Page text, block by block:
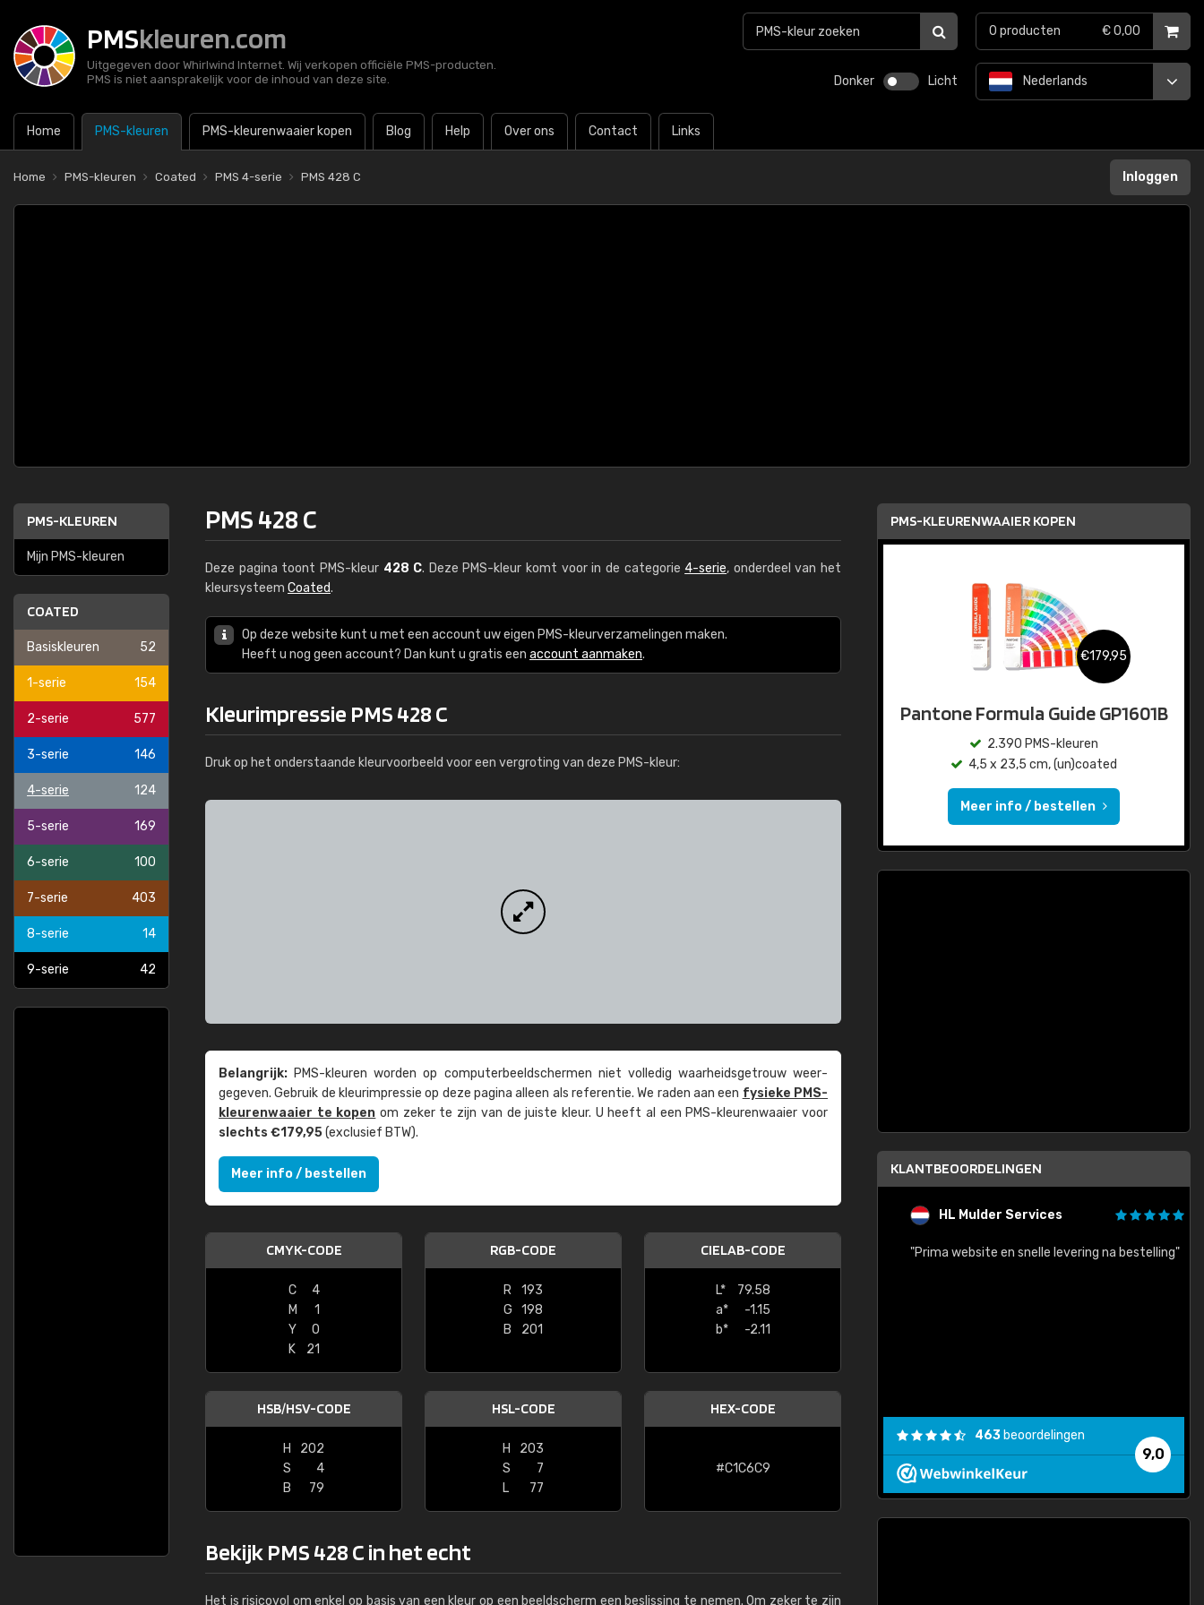
PMSkleuren.com
Uitgegeven door Whirlwind Internet. Wij verkopen officiële PMS-producten.
PMS is niet aansprakelijk voor de inhoud van deze site.
Donker Licht
Home PMS-kleuren PMS-kleurenwaaier kopen Blog Help Over ons Contact Links
Nederlands
0 producten € 0,00
Home PMS-kleuren Coated PMS 4-serie PMS 428 C Inloggen
PMS-KLEUREN
Mijn PMS-kleuren
COATED
Basiskleuren 52
1-serie 154
2-serie 577
3-serie 146
4-serie 124
5-serie 169
6-serie 100
7-serie 403
8-serie 14
9-serie 42
PMS 428 C
Deze pagina toont PMS-kleur 428 C. Deze PMS-kleur komt voor in de categorie 4-serie, onderdeel van het
kleursysteem Coated.
Op deze website kunt u met een account uw eigen PMS-kleurverzamelingen maken.
Heeft u nog geen account? Dan kunt u gratis een account aanmaken.
Kleurimpressie PMS 428 C
Druk op het onderstaande kleurvoorbeeld voor een vergroting van deze PMS-kleur:
Belangrijk: PMS-kleuren worden op computer­beeld­schermen niet volledig waarheids­­getrouw weer­
gegeven. Gebruik de kleur­impressie op deze pagina alleen als referentie. We raden aan een fysieke PMS-
kleuren­waaier te kopen om zeker te zijn van de juiste kleur. U heeft al een PMS-kleuren­waaier voor
slechts €179,95(exclusief BTW).
Meer info / bestellen
CMYK-CODE
C
4
M
1
Y
0
K
21
RGB-CODE
R
193
G
198
B
201
CIELAB-CODE
L*
79.58
a*
-1.15
b*
-2.11
HSB/HSV-CODE
H
202
S
4
B
79
HSL-CODE
H
203
S
7
L
77
HEX-CODE
#C1C6C9
Bekijk PMS 428 C in het echt
Het is risicovol om enkel op basis van een kleur op een beeldscherm een beslissing te nemen. Om zeker te zijn
PMS-KLEURENWAAIER KOPEN
€179,95
Pantone Formula Guide GP1601B
2.390 PMS-kleuren
4,5 x 23,5 cm, (un)coated
Meer info / bestellen
KLANTBEOORDELINGEN
"Super snelle service en zeer betaalbaar!"
HL Mulder Services
"Prima website en snelle levering na bestelling"
9,0
463 beoordelingen